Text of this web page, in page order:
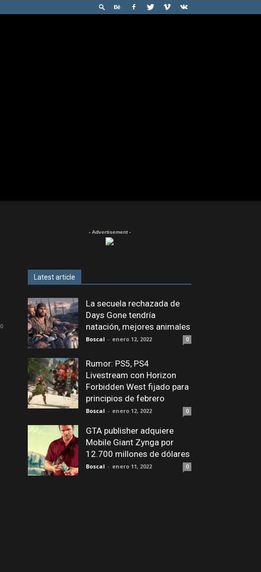
0
- Advertisement -
Latest article
La secuela rechazada de
Days Gone tendría
natación, mejores animales
Boscal - enero 12, 2022 0
Rumor: PS5, PS4
Livestream con Horizon
Forbidden West fijado para
principios de febrero
Boscal - enero 12, 2022 0
GTA publisher adquiere
Mobile Giant Zynga por
12.700 millones de dólares
Boscal - enero 11, 2022 0